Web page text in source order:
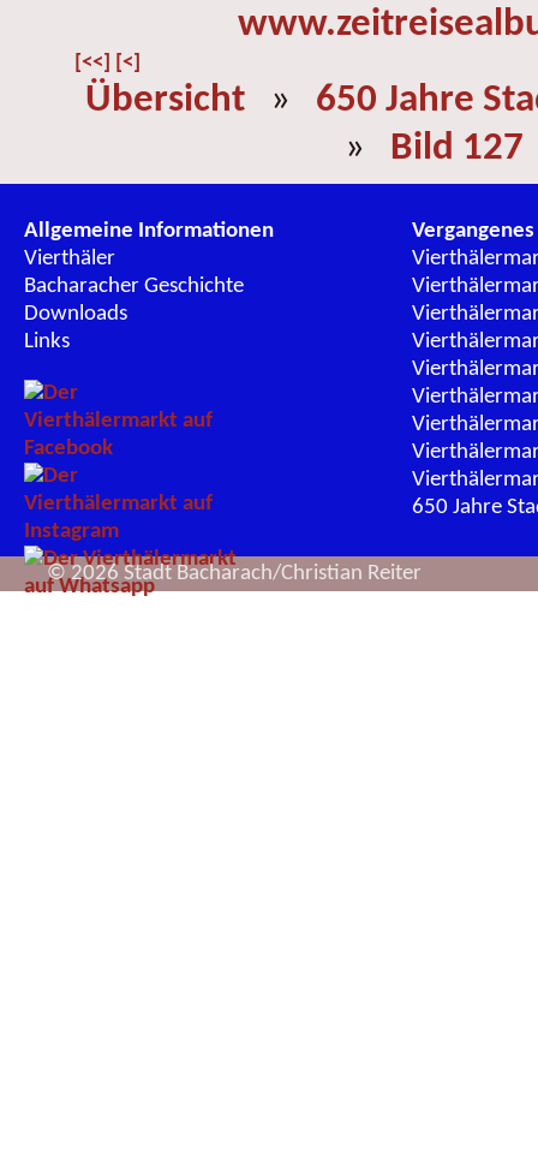
[<<] [<]
Übersicht » 650 Jahre
» Bild 127
Allgemeine Informationen
Vierthäler
Bacharacher Geschichte
Downloads
Links
Vergangenes
650 Jahre
© 2026 Stadt Bacharach/Christian Reiter